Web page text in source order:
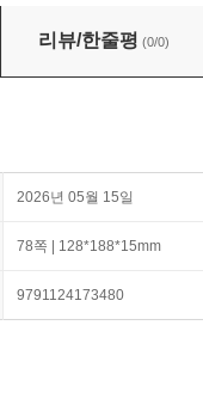
리뷰/한줄평 (0/0)
2026년 05월 15일
78쪽 | 128*188*15mm
9791124173480